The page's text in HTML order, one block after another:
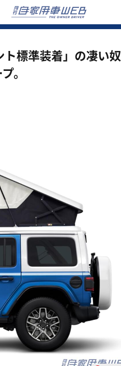
ト標準装着」の凄い奴
。